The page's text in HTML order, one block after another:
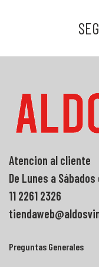
Atencion al cliente
De Lunes a Sábados
11 2261 2326
Preguntas Generales